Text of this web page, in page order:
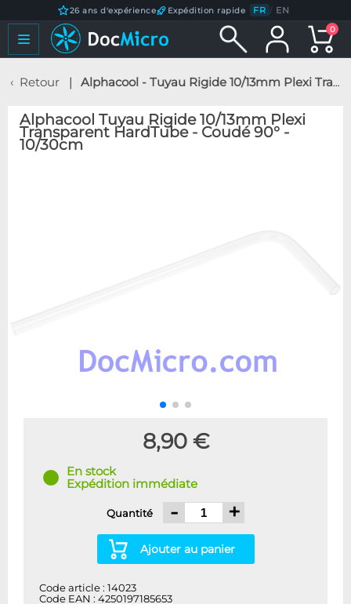
26 ans d'expérience Expédition rapide FR / EN
0
Retour Alphacool - Tuyau Rigide 10/13mm Plexi Transparent HardTube - Coudé 90° - 10/30cm
Alphacool Tuyau Rigide 10/13mm Plexi
Transparent HardTube - Coudé 90° -
10/30cm
8,90 €
En stock
Expédition immédiate
Quantité - +
Ajouter au panier
Code article : 14023
Code EAN : 4250197185653